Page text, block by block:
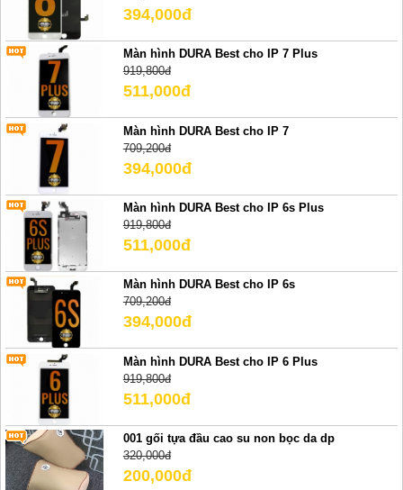
394,000đ
Màn hình DURA Best cho IP 7 Plus
919,800đ
511,000đ
Màn hình DURA Best cho IP 7
709,200đ
394,000đ
Màn hình DURA Best cho IP 6s Plus
919,800đ
511,000đ
Màn hình DURA Best cho IP 6s
709,200đ
394,000đ
Màn hình DURA Best cho IP 6 Plus
919,800đ
511,000đ
001 gối tựa đầu cao su non bọc da dp
320,000đ
200,000đ